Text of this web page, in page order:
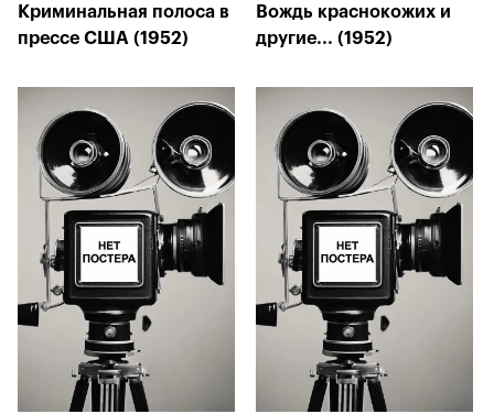
Криминальная полоса в
прессе США (1952)
Вождь краснокожих и
другие... (1952)